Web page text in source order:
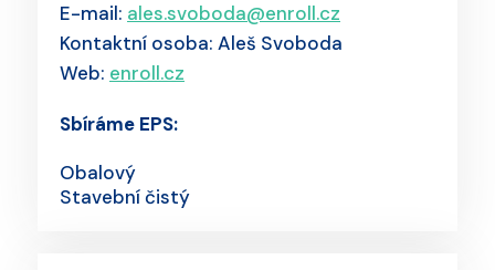
E-mail: ales.svoboda@enroll.cz
Kontaktní osoba: Aleš Svoboda
Web: enroll.cz
Sbíráme EPS:
Obalový
Stavební čistý